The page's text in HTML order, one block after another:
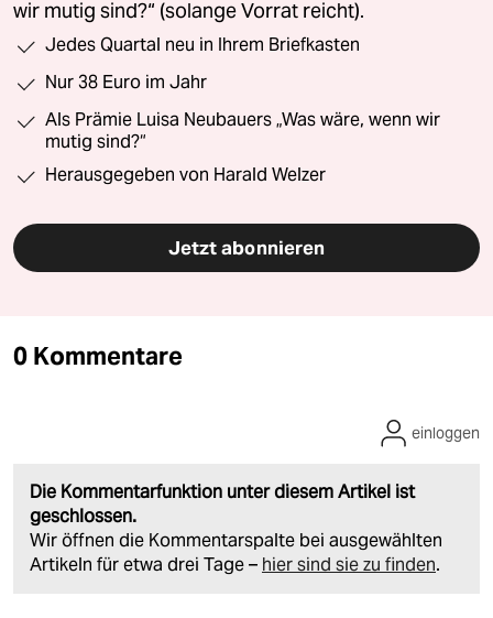
wir mutig sind?“ (solange Vorrat reicht).
Jedes Quartal neu in Ihrem Briefkasten
Nur 38 Euro im Jahr
Als Prämie Luisa Neubauers „Was wäre, wenn wir
mutig sind?“
Herausgegeben von Harald Welzer
Jetzt abonnieren
0 Kommentare
Die Kommentarfunktion unter diesem Artikel ist
geschlossen.
Wir öffnen die Kommentarspalte bei ausgewählten
Artikeln für etwa drei Tage – hier sind sie zu finden.
einloggen